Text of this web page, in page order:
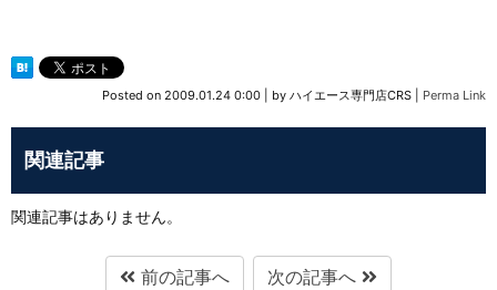
Posted on 2009.01.24 0:00 by ハイエース専門店CRS Perma Link
関連記事
関連記事はありません。
前の記事へ 次の記事へ